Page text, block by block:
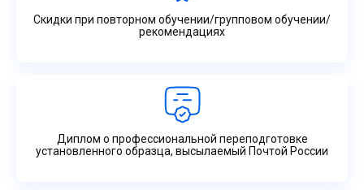
Скидки при повторном обучении/групповом обучении/
рекомендациях
Диплом о профессиональной переподготовке
установленного образца, высылаемый Почтой России